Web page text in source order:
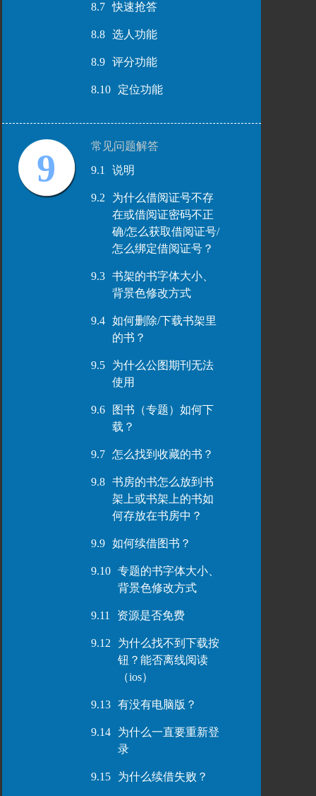
8.7 快速抢答
8.8 选人功能
8.9 评分功能
8.10 定位功能
9
常见问题解答
9.1
说明
9.2
为什么借阅证号不存
在或借阅证密码不正
确/怎么获取借阅证号/
怎么绑定借阅证号？
9.3
书架的书字体大小、
背景色修改方式
9.4
如何删除/下载书架里
的书？
9.5
为什么公图期刊无法
使用
9.6
图书（专题）如何下
载？
9.7 怎么找到收藏的书？
9.8
书房的书怎么放到书
架上或书架上的书如
何存放在书房中？
9.9 如何续借图书？
9.10
专题的书字体大小、
背景色修改方式
9.11 资源是否免费
9.12
为什么找不到下载按
钮？能否离线阅读
（ios）
9.13 有没有电脑版？
9.14
为什么一直要重新登
录
9.15 为什么续借失败？